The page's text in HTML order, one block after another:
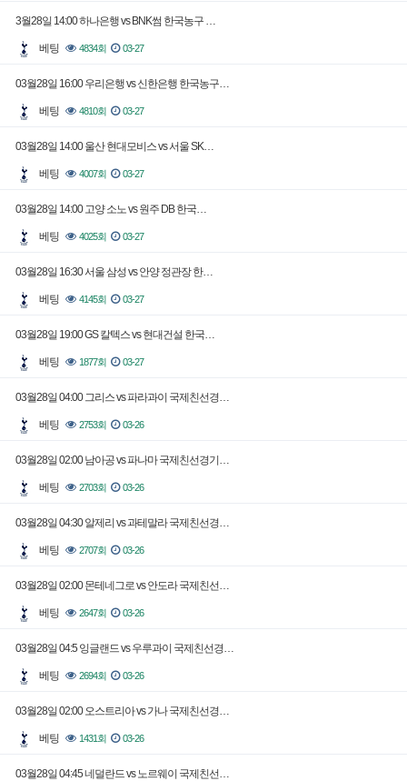
3월28일 14:00 하나은행 vs BNK썸 한국농구 …
베팅 4834회 03-27
03월28일 16:00 우리은행 vs 신한은행 한국농구…
베팅 4810회 03-27
03월28일 14:00 울산 현대모비스 vs 서울 SK…
베팅 4007회 03-27
03월28일 14:00 고양 소노 vs 원주 DB 한국…
베팅 4025회 03-27
03월28일 16:30 서울 삼성 vs 안양 정관장 한…
베팅 4145회 03-27
03월28일 19:00 GS 칼텍스 vs 현대건설 한국…
베팅 1877회 03-27
03월28일 04:00 그리스 vs 파라과이 국제친선경…
베팅 2753회 03-26
03월28일 02:00 남아공 vs 파나마 국제친선경기…
베팅 2703회 03-26
03월28일 04:30 알제리 vs 과테말라 국제친선경…
베팅 2707회 03-26
03월28일 02:00 몬테네그로 vs 안도라 국제친선…
베팅 2647회 03-26
03월28일 04:5 잉글랜드 vs 우루과이 국제친선경…
베팅 2694회 03-26
03월28일 02:00 오스트리아 vs 가나 국제친선경…
베팅 1431회 03-26
03월28일 04:45 네덜란드 vs 노르웨이 국제친선…